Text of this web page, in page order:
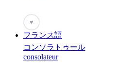
♥
フランス語
コンソラトゥール
consolateur